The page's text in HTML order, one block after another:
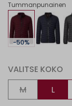
Tummanpunainen
-50%
VALITSE KOKO
M
L